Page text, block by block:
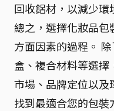
回收鋁材，以減少環
總之，選擇化妝品包
方面因素的過程。
盒、複合材料等選
市場、品牌定位以
找到最適合您的包裝